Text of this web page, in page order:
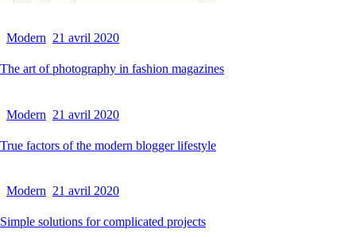
Modern 21 avril 2020
The art of photography in fashion magazines
Modern 21 avril 2020
True factors of the modern blogger lifestyle
Modern 21 avril 2020
Simple solutions for complicated projects